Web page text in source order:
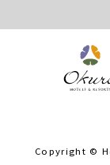
Copyright ©